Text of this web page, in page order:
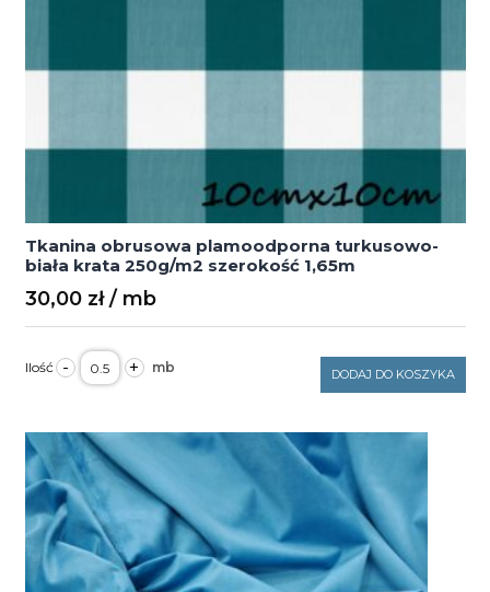
Tkanina obrusowa plamoodporna turkusowo-
biała krata 250g/m2 szerokość 1,65m
30,00 zł
- ilość
Tkanina
obrusowa
biała
krata
250g/m2
szerokość
1,65m
+ DODAJ DO KOSZYKA